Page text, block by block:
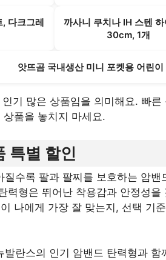
, 다크그레
까사니 쿠치나 IH 스텐
30cm, 1개
앗뜨곰 국내생산 미니 포켓용 어린
인기 많은 상품임을 의미해요. 빠
품을 놓치지 마세요.
특별 할인
질수록 팔과 팔찌를 보호하는 암
력형은 뛰어난 착용감과 안정성
나에게 가장 잘 맞는지, 선택 기
발란스의 인기 암밴드 탄력형과